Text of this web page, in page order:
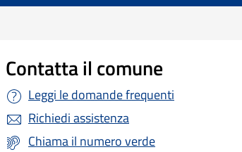
Contatta il comune
Leggi le domande frequenti
Richiedi assistenza
Chiama il numero verde